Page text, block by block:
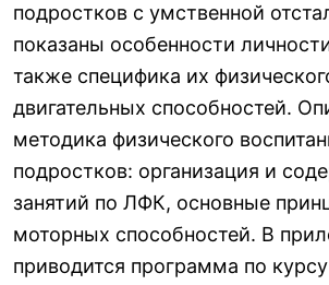
подростков с умственной
показаны особенности
также специфика их
двигательных способностей.
методика физического
подростков: организация и
занятий по ЛФК, основные
моторных способностей. В
приводится программа по